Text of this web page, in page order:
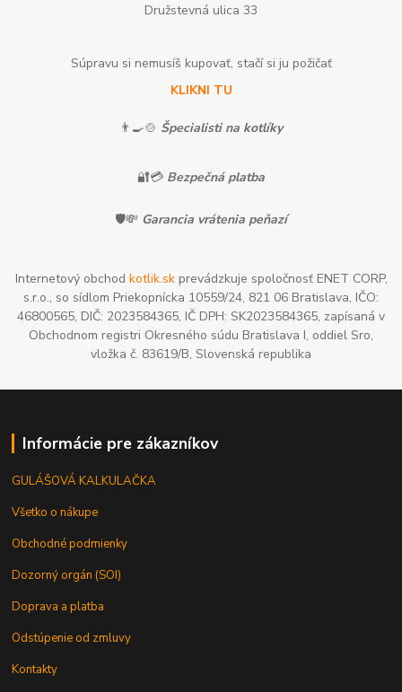
Družstevná ulica 33
Súpravu si nemusíš kupovať, stačí si ju požičať
KLIKNI TU
👨‍🍳🍲 Špecialisti na kotlíky
🔐💳 Bezpečná platba
🛡️💸 Garancia vrátenia peňazí
Internetový obchod kotlik.skprevádzkuje spoločnosť ENET CORP,
s.r.o., so sídlom Priekopnícka 10559/24, 821 06 Bratislava, IČO:
46800565, DIČ: 2023584365, IČ DPH: SK2023584365, zapísaná v
Obchodnom registri Okresného súdu Bratislava I, oddiel Sro,
vložka č. 83619/B, Slovenská republika
Informácie pre zákazníkov
GULÁŠOVÁ KALKULAČKA
Všetko o nákupe
Obchodné podmienky
Dozorný orgán (SOI)
Doprava a platba
Odstúpenie od zmluvy
Kontakty